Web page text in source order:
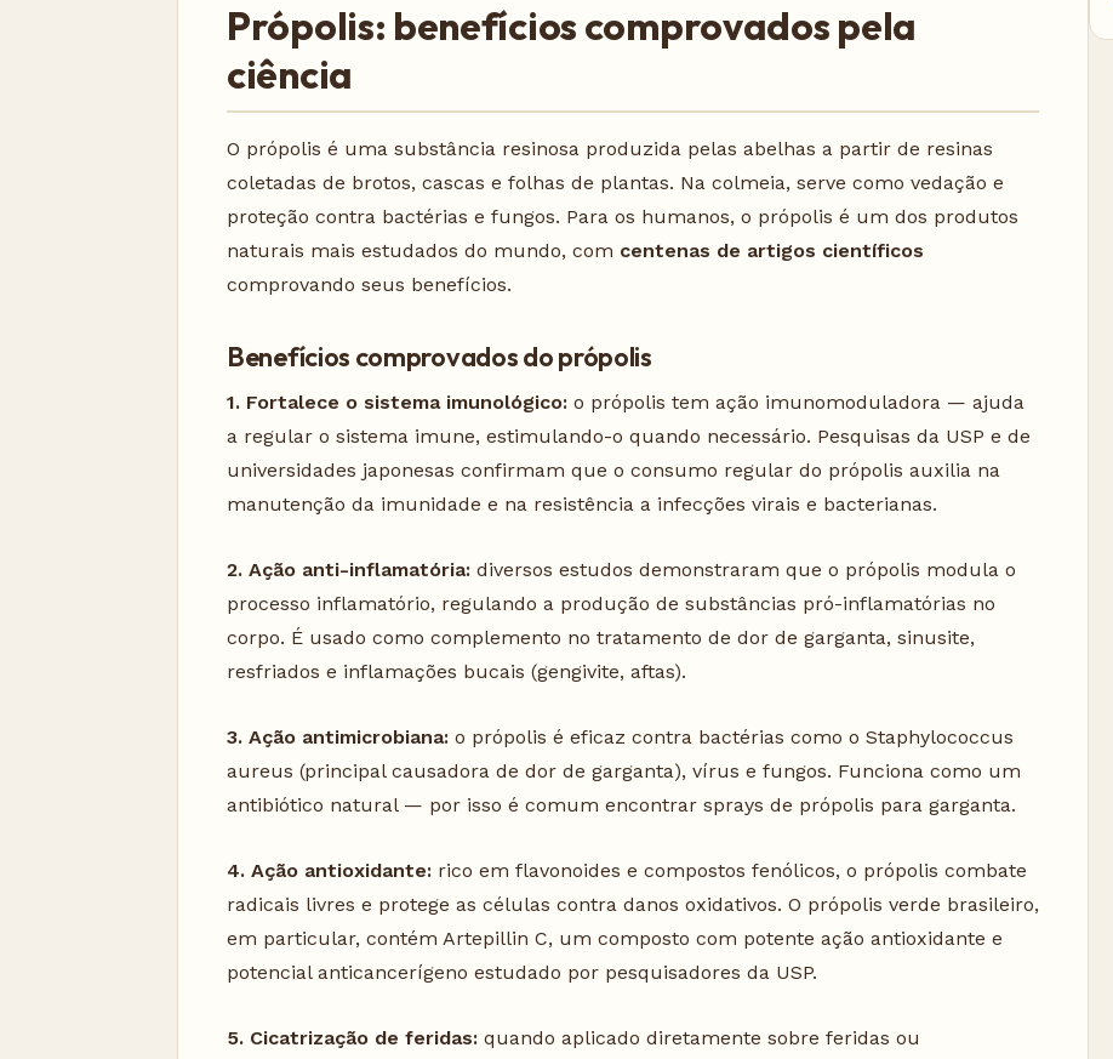
Própolis: benefícios comprovados pela
ciência
O própolis é uma substância resinosa produzida pelas abelhas a partir de resinas
coletadas de brotos, cascas e folhas de plantas. Na colmeia, serve como vedação e
proteção contra bactérias e fungos. Para os humanos, o própolis é um dos produtos
naturais mais estudados do mundo, com centenas de artigos científicos
comprovando seus benefícios.
Benefícios comprovados do própolis
1. Fortalece o sistema imunológico: o própolis tem ação imunomoduladora — ajuda
a regular o sistema imune, estimulando-o quando necessário. Pesquisas da USP e de
universidades japonesas confirmam que o consumo regular do própolis auxilia na
manutenção da imunidade e na resistência a infecções virais e bacterianas.
2. Ação anti-inflamatória: diversos estudos demonstraram que o própolis modula o
processo inflamatório, regulando a produção de substâncias pró-inflamatórias no
corpo. É usado como complemento no tratamento de dor de garganta, sinusite,
resfriados e inflamações bucais (gengivite, aftas).
3. Ação antimicrobiana: o própolis é eficaz contra bactérias como o Staphylococcus
aureus (principal causadora de dor de garganta), vírus e fungos. Funciona como um
antibiótico natural — por isso é comum encontrar sprays de própolis para garganta.
4. Ação antioxidante: rico em flavonoides e compostos fenólicos, o própolis combate
radicais livres e protege as células contra danos oxidativos. O própolis verde brasileiro,
em particular, contém Artepillin C, um composto com potente ação antioxidante e
potencial anticancerígeno estudado por pesquisadores da USP.
5. Cicatrização de feridas: quando aplicado diretamente sobre feridas ou